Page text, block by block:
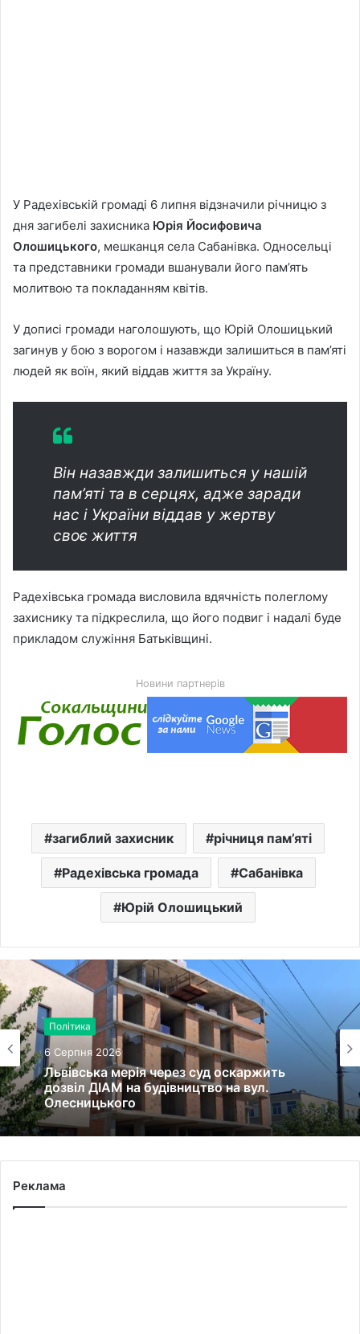
У Радехівській громаді 6 липня відзначили річницю з
дня загибелі захисника Юрія Йосифовича
Олошицького, мешканця села Сабанівка. Односельці
та представники громади вшанували його пам’ять
молитвою та покладанням квітів.
У дописі громади наголошують, що Юрій Олошицький
загинув у бою з ворогом і назавжди залишиться в пам’яті
людей як воїн, який віддав життя за Україну.
Він назавжди залишиться у нашій
пам’яті та в серцях, адже заради
нас і України віддав у жертву
своє життя
Радехівська громада висловила вдячність полеглому
захиснику та підкреслила, що його подвиг і надалі буде
прикладом служіння Батьківщині.
Новини партнерів
загиблий захисник річниця пам’яті
Радехівська громада Сабанівка
Юрій Олошицький
Політика
6 Серпня 2026
Львівська мерія через суд оскаржить
дозвіл ДІАМ на будівництво на вул.
Олесницького
Реклама